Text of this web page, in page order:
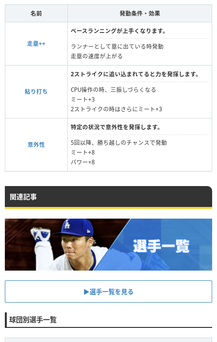
名前 発動条件・効果
走塁++
ベースランニングが上手くなります。
ランナーとして塁に出ている時発動
走塁の速度が上がる
粘り打ち
2ストライクに追い込まれてると力を発揮します。
CPU操作の時、三振しづらくなる
ミート+3
2ストライクの時はさらにミート+3
意外性
特定の状況で意外性を発揮します。
5回以降、勝ち越しのチャンスで発動
ミート+8
パワー+8
関連記事
▶︎選手一覧を見る
球団別選手一覧